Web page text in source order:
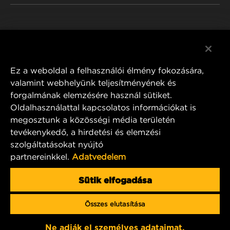
MANN+HUMMEL FT Poland
ul. Wrocławska 145,
63-800 GOSTYŃ, POLAND
Tel. +48 65 572 89 00
E-mail:info@mann-hummel.com
MANN+HUMMEL GROUP
Copyright 2025 MANN+HUMMEL. All rights reserved.
Ez a weboldal a felhasználói élmény fokozására,
valamint webhelyünk teljesítményének és
forgalmának elemzésére használ sütiket.
Oldalhasználattal kapcsolatos információkat is
megosztunk a közösségi média területén
tevékenykedő, a hirdetési és elemzési
szolgáltatásokat nyújtó
partnereinkkel. Adatvedelem
Sütik elfogadása
Összes elutasítása
Ne adják el személyes adataimat.